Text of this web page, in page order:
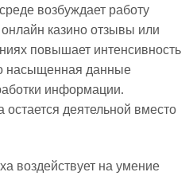
возбуждает работу
казино отзывы или
повышает интенсивность
насыщенная данные
информации.
деятельной вместо
воздействует на умение